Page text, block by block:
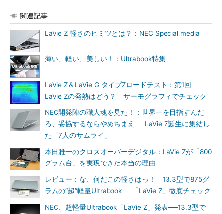
関連記事
LaVie Z 軽さのヒミツとは？：NEC Special media
薄い、軽い、美しい！：Ultrabook特集
LaVie Z＆LaVie G タイプZロードテスト：第1回
LaVie Zの発熱はどう？ サーモグラフィでチェック
NEC開発陣の職人魂を見た！：世界一を目指すんだ
ろ、妥協するならやめちまえ──LaVie Z誕生に集結し
た「7人のサムライ」
本田雅一のクロスオーバーデジタル：LaVie Zが「800
グラム台」を実現できた本当の理由
レビュー：な、何だこの軽さはっ！ 13.3型で875グ
ラムの“超”軽量Ultrabook──「LaVie Z」徹底チェック
NEC、超軽量Ultrabook「LaVie Z」発表──13.3型で